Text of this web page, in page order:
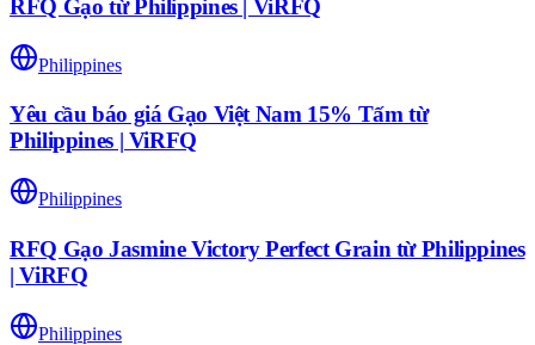
RFQ Gạo từ Philippines | ViRFQ
Philippines
Yêu cầu báo giá Gạo Việt Nam 15% Tấm từ
Philippines | ViRFQ
Philippines
RFQ Gạo Jasmine Victory Perfect Grain từ Philippines
| ViRFQ
Philippines